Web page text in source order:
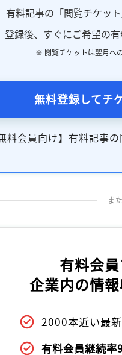
有料記事の「閲覧チケッ
登録後、すぐにご希望の有
※ 閲覧チケットは翌月へ
無料登録してチ
無料会員向け】有料記事
ま
有料会
企業内の情
2000本近い最
有料会員継続率